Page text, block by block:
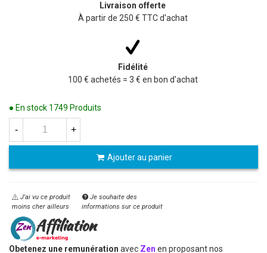
Livraison offerte
À partir de 250 € TTC d'achat
Fidélité
100 € achetés = 3 € en bon d'achat
● En stock 1749 Produits
- +
Ajouter au panier
J'ai vu ce produit
moins cher ailleurs
Je souhaite des
informations sur ce produit
Obetenez une remunération avec Zen en proposant nos